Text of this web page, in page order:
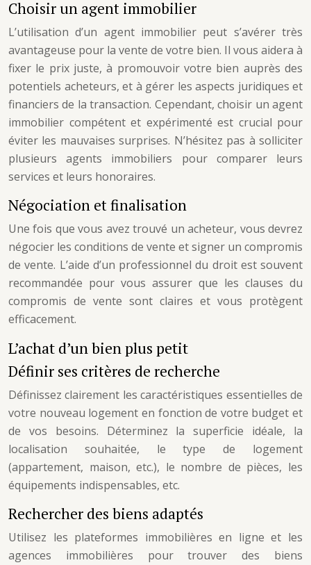
Choisir un agent immobilier
L’utilisation d’un agent immobilier peut s’avérer très
avantageuse pour la vente de votre bien. Il vous aidera à
fixer le prix juste, à promouvoir votre bien auprès des
potentiels acheteurs, et à gérer les aspects juridiques et
financiers de la transaction. Cependant, choisir un agent
immobilier compétent et expérimenté est crucial pour
éviter les mauvaises surprises. N’hésitez pas à solliciter
plusieurs agents immobiliers pour comparer leurs
services et leurs honoraires.
Négociation et finalisation
Une fois que vous avez trouvé un acheteur, vous devrez
négocier les conditions de vente et signer un compromis
de vente. L’aide d’un professionnel du droit est souvent
recommandée pour vous assurer que les clauses du
compromis de vente sont claires et vous protègent
efficacement.
L’achat d’un bien plus petit
Définir ses critères de recherche
Définissez clairement les caractéristiques essentielles de
votre nouveau logement en fonction de votre budget et
de vos besoins. Déterminez la superficie idéale, la
localisation souhaitée, le type de logement
(appartement, maison, etc.), le nombre de pièces, les
équipements indispensables, etc.
Rechercher des biens adaptés
Utilisez les plateformes immobilières en ligne et les
agences immobilières pour trouver des biens